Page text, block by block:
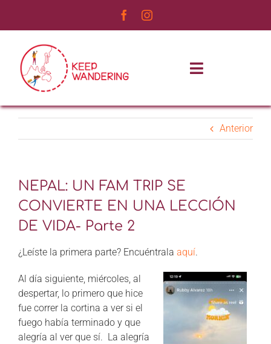
Toggle
INICIO
EXPERIENCIAS
BLOG DE VIAJES
CONTÁCTANOS
Anterior
NEPAL: UN FAM TRIP SE
CONVIERTE EN UNA LECCIÓN
DE VIDA- Parte 2
¿Leíste la primera parte? Encuéntrala aquí.
Al día siguiente, miércoles, al
despertar, lo primero que hice
fue correr la cortina a ver si el
fuego había terminado y que
alegría al ver que sí. La alegría